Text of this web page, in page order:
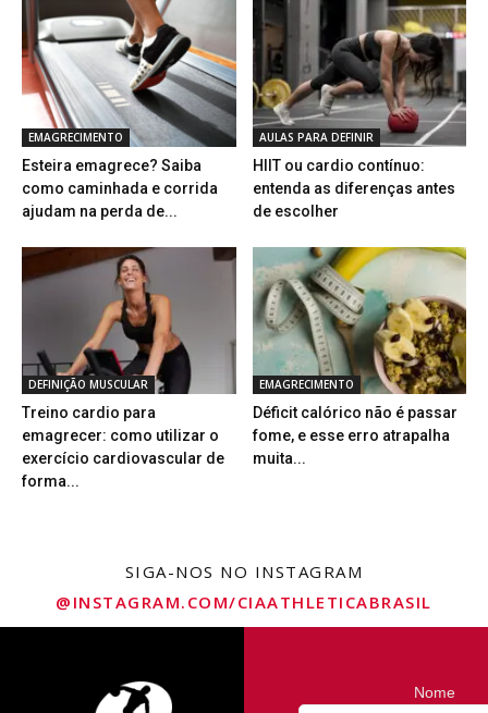
EMAGRECIMENTO
Esteira emagrece? Saiba
como caminhada e corrida
ajudam na perda de...
AULAS PARA DEFINIR
HIIT ou cardio contínuo:
entenda as diferenças antes
de escolher
DEFINIÇÃO MUSCULAR
Treino cardio para
emagrecer: como utilizar o
exercício cardiovascular de
forma...
EMAGRECIMENTO
Déficit calórico não é passar
fome, e esse erro atrapalha
muita...
SIGA-NOS NO INSTAGRAM
@INSTAGRAM.COM/CIAATHLETICABRASIL
Nome